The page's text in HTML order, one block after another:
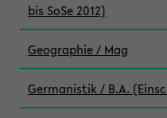
bis SoSe 2012)
Geographie / Mag
Germanistik / B.A.